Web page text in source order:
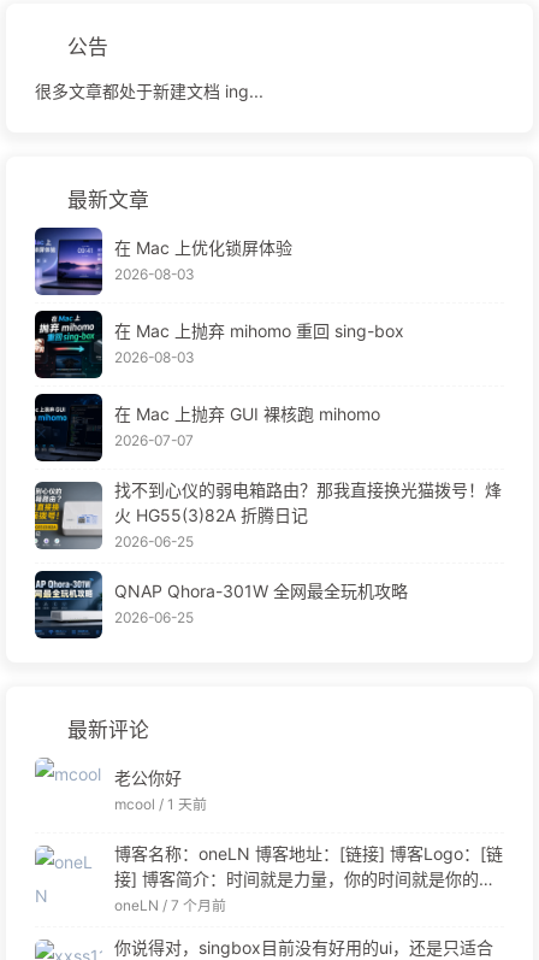
公告
很多文章都处于新建文档 ing...
最新文章
在 Mac 上优化锁屏体验
2026-08-03
在 Mac 上抛弃 mihomo 重回 sing-box
2026-08-03
在 Mac 上抛弃 GUI 裸核跑 mihomo
2026-07-07
找不到心仪的弱电箱路由？那我直接换光猫拨号！烽
火 HG55(3)82A 折腾日记
2026-06-25
QNAP Qhora-301W 全网最全玩机攻略
2026-06-25
最新评论
老公你好
mcool / 1 天前
博客名称：oneLN 博客地址：[链接] 博客Logo：[链
接] 博客简介：时间就是力量，你的时间就是你的力
量 联系邮箱：[链接]
oneLN / 7 个月前
你说得对，singbox目前没有好用的ui，还是只适合